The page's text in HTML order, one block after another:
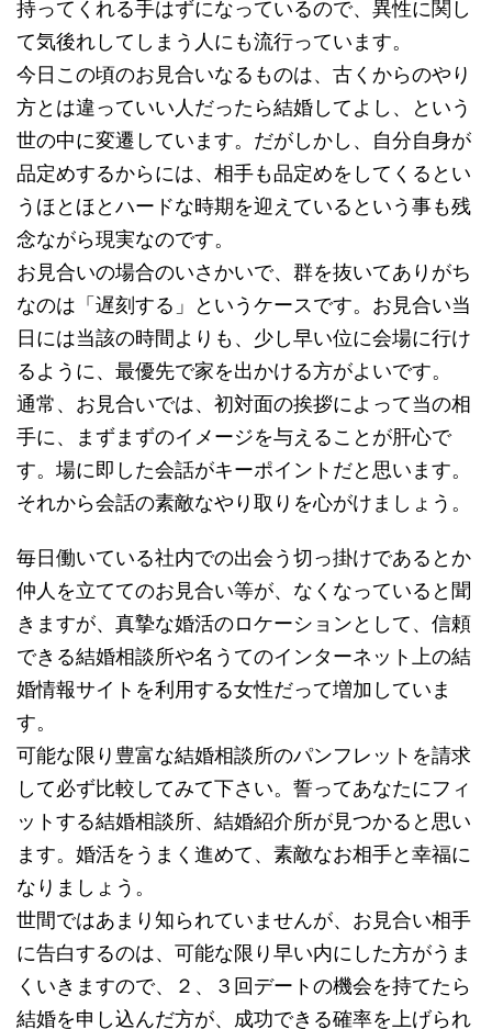
持ってくれる手はずになっているので、異性に関し
て気後れしてしまう人にも流行っています。
今日この頃のお見合いなるものは、古くからのやり
方とは違っていい人だったら結婚してよし、という
世の中に変遷しています。だがしかし、自分自身が
品定めするからには、相手も品定めをしてくるとい
うほとほとハードな時期を迎えているという事も残
念ながら現実なのです。
お見合いの場合のいさかいで、群を抜いてありがち
なのは「遅刻する」というケースです。お見合い当
日には当該の時間よりも、少し早い位に会場に行け
るように、最優先で家を出かける方がよいです。
通常、お見合いでは、初対面の挨拶によって当の相
手に、まずまずのイメージを与えることが肝心で
す。場に即した会話がキーポイントだと思います。
それから会話の素敵なやり取りを心がけましょう。
毎日働いている社内での出会う切っ掛けであるとか
仲人を立ててのお見合い等が、なくなっていると聞
きますが、真摯な婚活のロケーションとして、信頼
できる結婚相談所や名うてのインターネット上の結
婚情報サイトを利用する女性だって増加していま
す。
可能な限り豊富な結婚相談所のパンフレットを請求
して必ず比較してみて下さい。誓ってあなたにフィ
ットする結婚相談所、結婚紹介所が見つかると思い
ます。婚活をうまく進めて、素敵なお相手と幸福に
なりましょう。
世間ではあまり知られていませんが、お見合い相手
に告白するのは、可能な限り早い内にした方がうま
くいきますので、２、３回デートの機会を持てたら
結婚を申し込んだ方が、成功できる確率を上げられ